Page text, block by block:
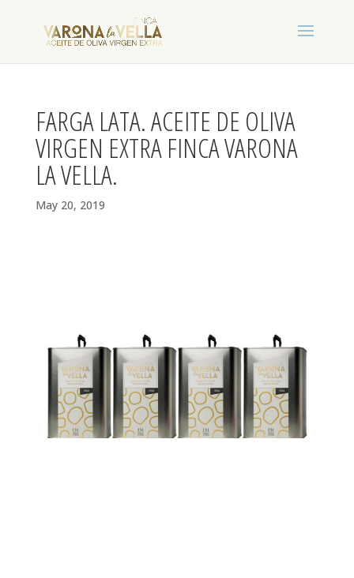
FARGA LATA. ACEITE DE OLIVA
VIRGEN EXTRA FINCA VARONA
LA VELLA.
May 20, 2019